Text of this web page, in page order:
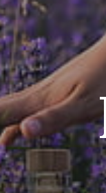
Skip to main